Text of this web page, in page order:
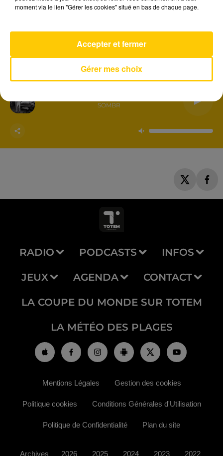
l’énergiemalgré l’automne.
SOMBR
AVEYRON NORD
RADIO PODCASTS INFOS
JEUX AGENDA CONTACT
LA COUPE DU MONDE SUR TOTEM
LA MÉTÉO DES PLAGES
Mentions Légales Gestion des cookies
Politique cookies Conditions Générales d'Utilisation
Politique de Confidentialité Plan du site
Archives 2026 2025 2024 2023 2022
moment via le lien "Gérer les cookies" situé en bas de chaque page.
Gérer mes choix
Accepter et fermer